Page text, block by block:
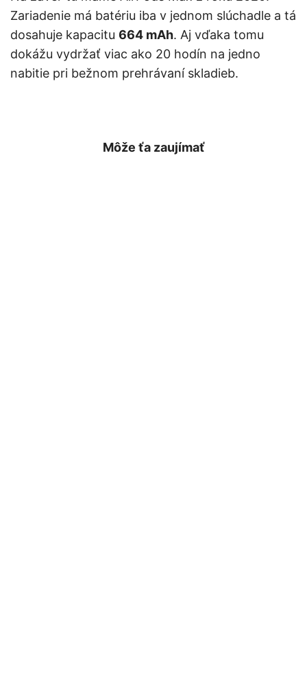
Zariadenie má batériu iba v jednom slúchadle a tá
dosahuje kapacitu 664 mAh. Aj vďaka tomu
dokážu vydržať viac ako 20 hodín na jedno
nabitie pri bežnom prehrávaní skladieb.
Môže ťa zaujímať